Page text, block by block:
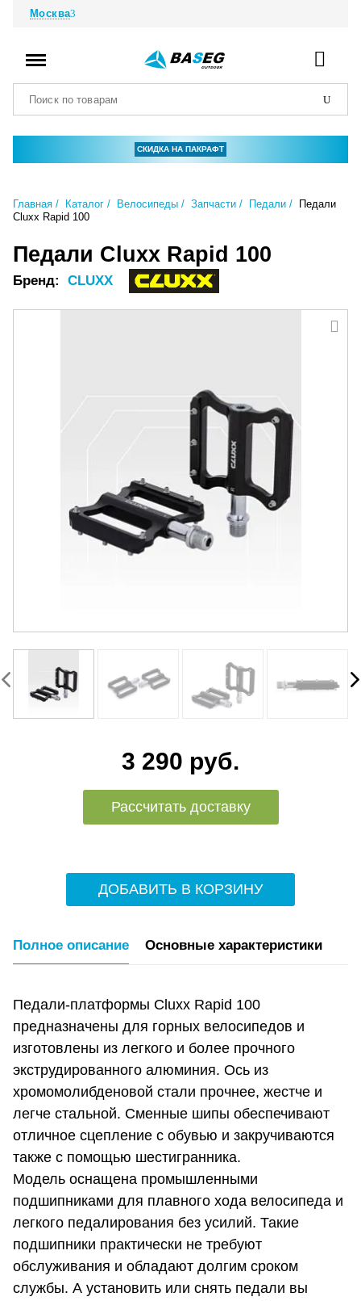
Москва
СКИДКА НА ПАКРАФТ
Главная Каталог Велосипеды Запчасти Педали
Педали
Cluxx Rapid 100
Педали Cluxx Rapid 100
Бренд: CLUXX
3 290 руб.
Рассчитать доставку
ДОБАВИТЬ В КОРЗИНУ
Полное описание Основные характеристики
Педали-платформы Cluxx Rapid 100
предназначены для горных велосипедов и
изготовлены из легкого и более прочного
экструдированного алюминия. Ось из
хромомолибденовой стали прочнее, жестче и
легче стальной. Сменные шипы обеспечивают
отличное сцепление с обувью и закручиваются
также с помощью шестигранника.
Модель оснащена промышленными
подшипниками для плавного хода велосипеда и
легкого педалирования без усилий. Такие
подшипники практически не требуют
обслуживания и обладают долгим сроком
службы. А установить или снять педали вы